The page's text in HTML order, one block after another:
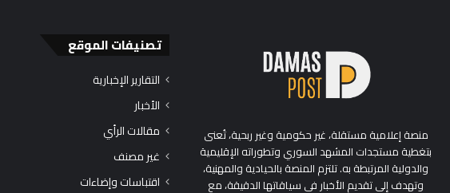
منصة إعلامية مستقلة، غير حكومية وغير ربحية، تُعنى
بتغطية مستجدات المشهد السوري وتطوراته الإقليمية
والدولية المرتبطة به. تلتزم المنصة بالحيادية والمهنية،
وتهدف إلى تقديم الأخبار في سياقاتها الدقيقة، مع
تصنيفات الموقع
التقارير الإخبارية
الأخبار
مقالات الرأي
غير مصنف
اقتباسات وإضاءات